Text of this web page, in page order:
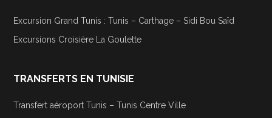
Excursion Grand Tunis : Tunis – Carthage – Sidi Bou Saïd
Excursions Croisière La Goulette
TRANSFERTS EN TUNISIE
Transfert aéroport Tunis – Tunis Centre Ville